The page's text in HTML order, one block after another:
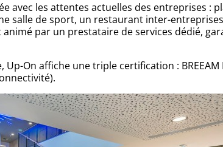
avec les attentes actuelles des entreprises :
salle de sport, un restaurant inter-
animé par un prestataire de services dédié,
On affiche une triple certification : BREEAM